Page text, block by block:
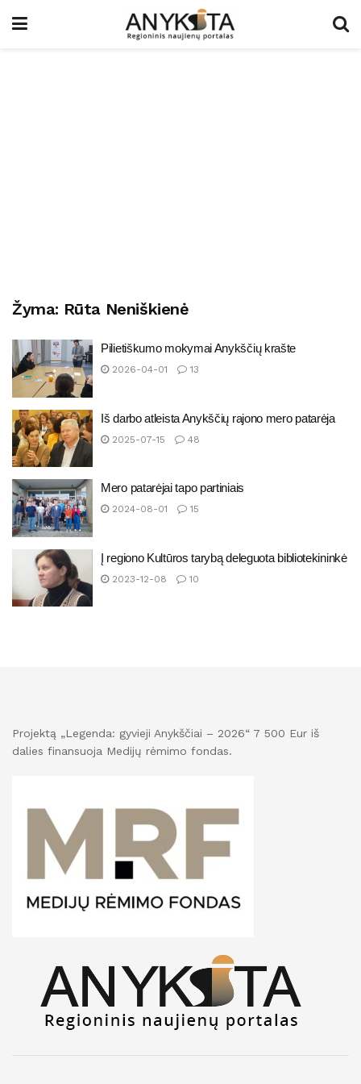
Žyma: Rūta Neniškienė
Pilietiškumo mokymai Anykščių krašte
2026-04-01 13
Iš darbo atleista Anykščių rajono mero patarėja
2025-07-15 48
Mero patarėjai tapo partiniais
2024-08-01 15
Į regiono Kultūros tarybą deleguota bibliotekininkė
2023-12-08 10
Projektą „Legenda: gyvieji Anykščiai – 2026“ 7 500 Eur iš
dalies finansuoja Medijų rėmimo fondas.